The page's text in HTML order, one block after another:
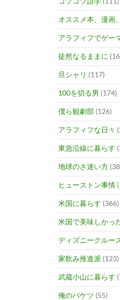
オススメ本、漫画
アラフィフでゲー
徒然なるままに
旦シャリ (117)
100を切る男 (174)
僕ら観劇部 (126)
アラフィフな日々
東急沿線に暮らす
地球のさ迷い方
ヒューストン事情
米国に暮らす (366)
米国で美味しかっ
ディズニークルー
家飲み推進派 (123)
武蔵小山に暮らす
俺のバケツ (55)